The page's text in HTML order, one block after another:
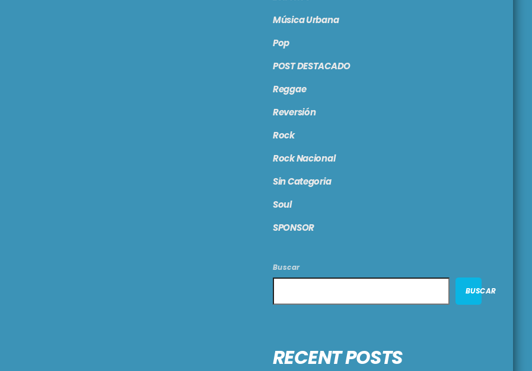
Música Urbana
Pop
POST DESTACADO
Reggae
Reversión
Rock
Rock Nacional
Sin Categoria
Soul
SPONSOR
Buscar
BUSCAR
RECENT POSTS